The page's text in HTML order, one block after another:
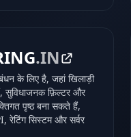
.IN
के लिए है, जहां खिलाड़ी
सुविधाजनक फ़िल्टर और
पृष्ठ बना सकते हैं,
रेटिंग सिस्टम और सर्वर